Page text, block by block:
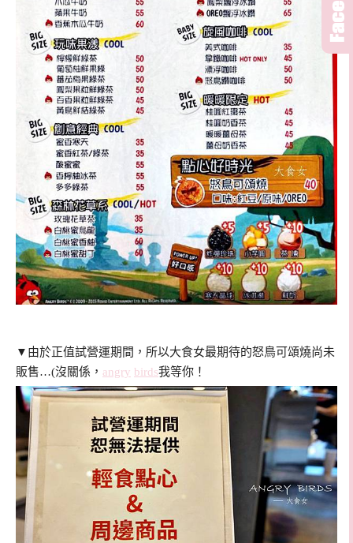
▼由於正值試營運期間，所以大食女最期待的怒鳥可頌燒尚未
販售…(沒關係， angry birds我等你！